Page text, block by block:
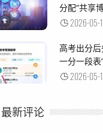
分配“共享
2026-05-
高考出分
一分一段表
2026-05-
最新评论